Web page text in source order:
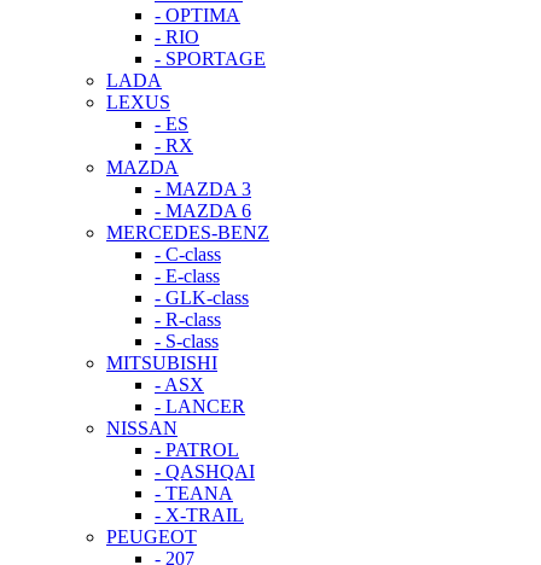
- OPTIMA
- RIO
- SPORTAGE
LADA
LEXUS
- ES
- RX
MAZDA
- MAZDA 3
- MAZDA 6
MERCEDES-BENZ
- C-class
- E-class
- GLK-class
- R-class
- S-class
MITSUBISHI
- ASX
- LANCER
NISSAN
- PATROL
- QASHQAI
- TEANA
- X-TRAIL
PEUGEOT
- 207